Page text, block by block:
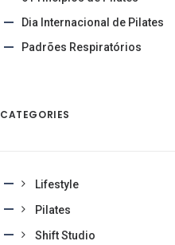
Dia Internacional de Pilates
Padrões Respiratórios
CATEGORIES
Lifestyle
Pilates
Shift Studio